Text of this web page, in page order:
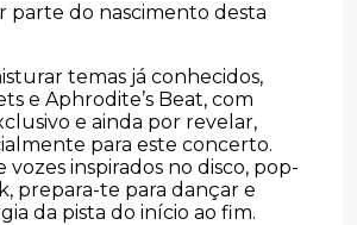
parte do nascimento desta
temas já conhecidos,
e Aphrodite’s Beat, com
e ainda por revelar,
para este concerto.
vozes inspirados no disco, pop-
prepara-te para dançar e
da pista do início ao fim.